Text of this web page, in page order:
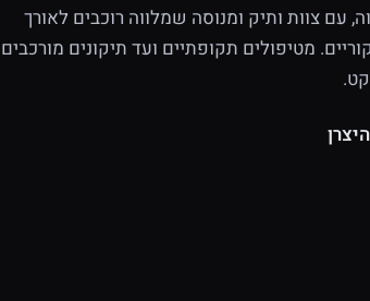
עם צוות ותיק ומנוסה שמלווה רוכבים לאורך
מטיפולים תקופתיים ועד תיקונים מורכבים